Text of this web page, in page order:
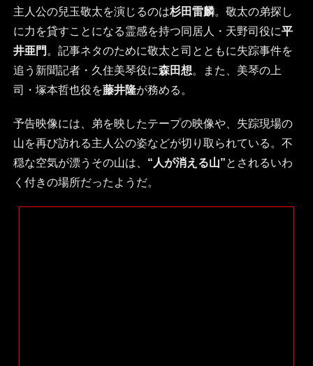
主人公の兒玉敬太を演じるのは杉田雷麟。敬太の弟探し
に力を貸すことになる霊感を持つ同居人・天野司役に平
井亜門 。記事ネタのために敬太と司とともに失踪事件を
追う新聞記者・久住美琴役に森田想。また、美琴の上
司・塚本哲也役を藤井隆が務める。
予告映像には、弟を映したテープの映像や、失踪現場の
山を再び訪れる主人公の姿などが切り取られている。不
穏な空気が漂うその山は、 “人が消える山”とされるいわ
く付きの場所だったようだ。